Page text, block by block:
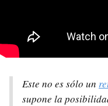
Este no es sólo un
supone la